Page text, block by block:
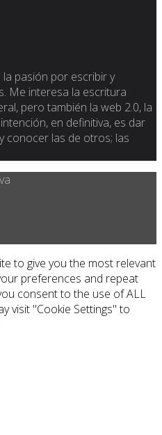
pasión por escribir y
Me interesa la escritura
pero también la web 2.0, la
en definitiva, es dar
conocer las de otros; las
to give you the most relevant
preferences and repeat
consent to the use of ALL
visit "Cookie Settings" to